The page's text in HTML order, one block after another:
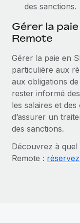
des sanctions.
Gérer la
Remote
Gérer la paie en
particulière aux
aux obligations
rester informé
les salaires et
d’assurer un
des sanctions.
Découvrez à
Remote :